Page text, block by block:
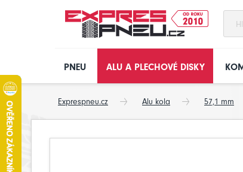
PNEU ALU A PLECHOVÉ DISKY
Exprespneu.cz Alu kola 57,1 mm